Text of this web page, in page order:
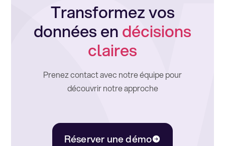
Transformez vos
données endécisions
claires
Prenez contact avec notre équipe pour
découvrir notre approche
Réserver une démo